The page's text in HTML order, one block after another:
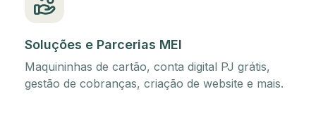
Soluções e Parcerias MEI
Maquininhas de cartão, conta digital PJ grátis,
gestão de cobranças, criação de website e mais.